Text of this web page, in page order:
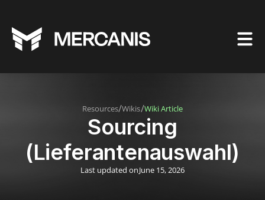
Resources/Wikis/Wiki Article
Sourcing
(Lieferantenauswahl)
Last updated onJune 15, 2026